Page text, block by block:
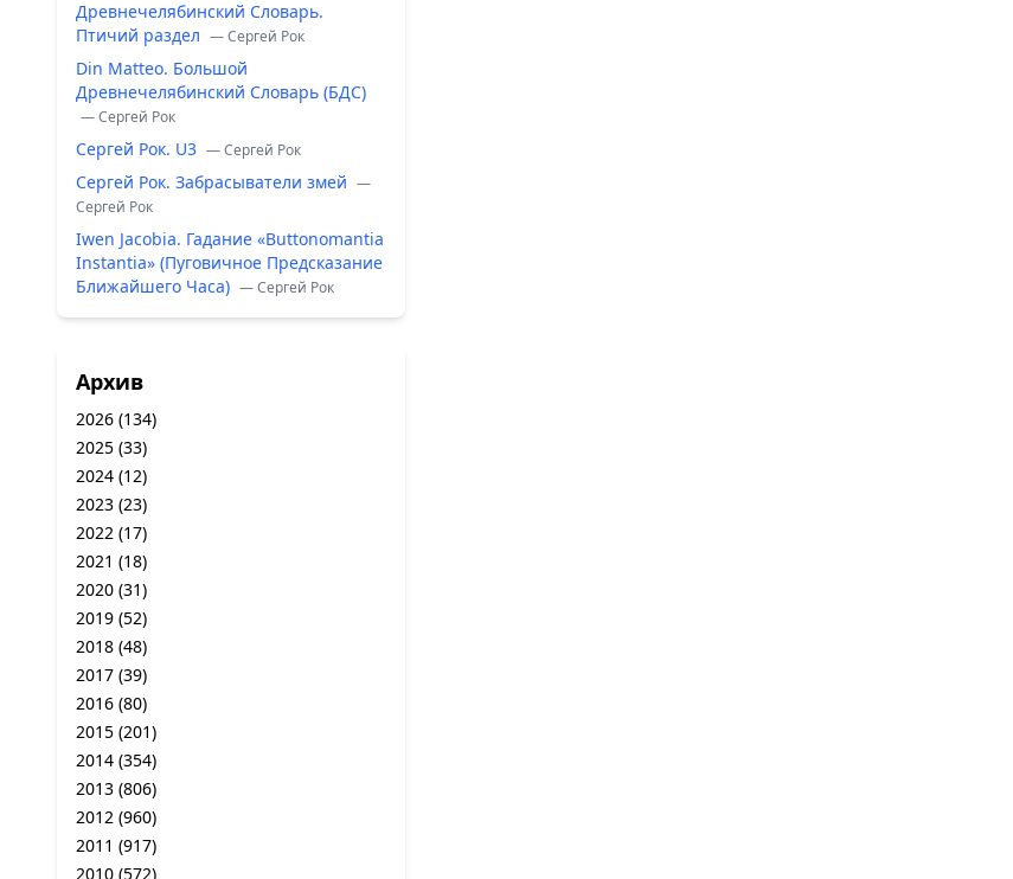
Древнечелябинский Словарь.
Птичий раздел — Сергей Рок
Din Matteo. Большой
Древнечелябинский Словарь (БДС)
— Сергей Рок
Сергей Рок. U3 — Сергей Рок
Сергей Рок. Забрасыватели змей —
Сергей Рок
Iwen Jacobia. Гадание «Buttonomantia
Instantia» (Пуговичное Предсказание
Ближайшего Часа) — Сергей Рок
Архив
2026 (134)
2025 (33)
2024 (12)
2023 (23)
2022 (17)
2021 (18)
2020 (31)
2019 (52)
2018 (48)
2017 (39)
2016 (80)
2015 (201)
2014 (354)
2013 (806)
2012 (960)
2011 (917)
2010 (572)